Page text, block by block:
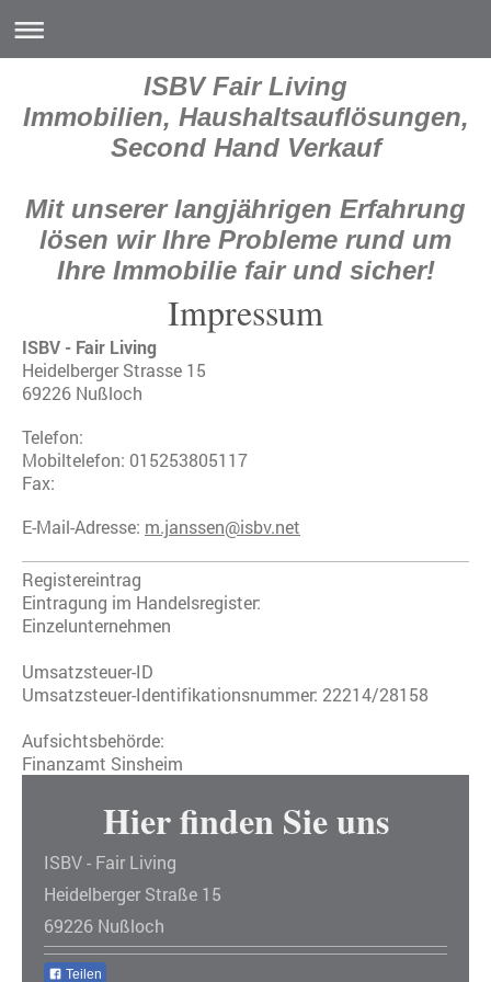
ISBV Fair Living
Immobilien, Haushaltsauflösungen,
Second Hand Verkauf
Mit unserer langjährigen Erfahrung
lösen wir Ihre Probleme rund um
Ihre Immobilie fair und sicher!
Impressum
ISBV - Fair Living
Heidelberger Strasse 15
69226 Nußloch
Telefon:
Mobiltelefon: 015253805117
Fax:
E-Mail-Adresse: m.janssen@isbv.net
Registereintrag
Eintragung im Handelsregister:
Einzelunternehmen
Umsatzsteuer-ID
Umsatzsteuer-Identifikationsnummer: 22214/28158
Aufsichtsbehörde:
Finanzamt Sinsheim
Hier finden Sie uns
ISBV - Fair Living
Heidelberger Straße 15
69226 Nußloch
Teilen